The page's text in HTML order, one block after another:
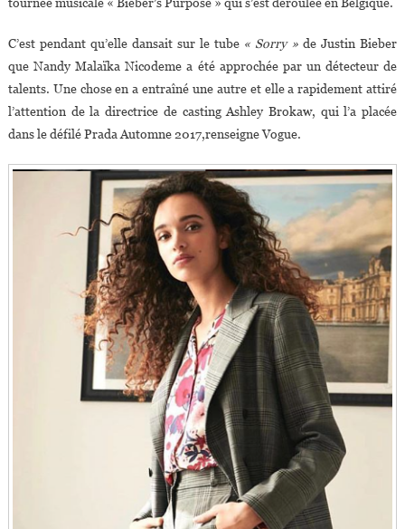
À…
Justin
Bieber
C’est pendant qu’elle dansait sur le tube « Sorry » de Justin Bieber
que Nandy Malaïka Nicodeme a été approchée par un détecteur de
talents. Une chose en a entraîné une autre et elle a rapidement attiré
l’attention de la directrice de casting Ashley Brokaw, qui l’a placée
dans le défilé Prada Automne 2017,renseigne Vogue.